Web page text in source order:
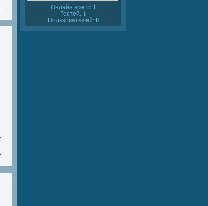
Онлайн всего: 1
Гостей: 1
Пользователей: 0